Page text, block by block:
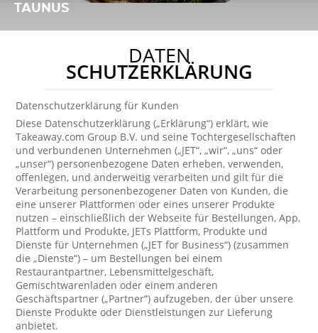
TAUNUS
DATEN
SCHUTZERKLÄRUNG
Datenschutzerklärung für Kunden
Diese Datenschutzerklärung („Erklärung“) erklärt, wie
Takeaway.com Group B.V. und seine Tochtergesellschaften
und verbundenen Unternehmen („JET“, „wir“, „uns“ oder
„unser“) personenbezogene Daten erheben, verwenden,
offenlegen, und anderweitig verarbeiten und gilt für die
Verarbeitung personenbezogener Daten von Kunden, die
eine unserer Plattformen oder eines unserer Produkte
nutzen – einschließlich der Webseite für Bestellungen, App,
Plattform und Produkte, JETs Plattform, Produkte und
Dienste für Unternehmen („JET for Business“) (zusammen
die „Dienste“) – um Bestellungen bei einem
Restaurantpartner, Lebensmittelgeschäft,
Gemischtwarenladen oder einem anderen
Geschäftspartner („Partner“) aufzugeben, der über unsere
Dienste Produkte oder Dienstleistungen zur Lieferung
anbietet.